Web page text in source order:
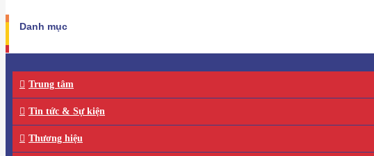
Danh mục
Trung tâm
Tin tức & Sự kiện
Thương hiệu